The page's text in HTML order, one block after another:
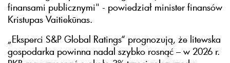
finansami publicznymi" - powiedział minister finansów
Kristupas Vaitiekūnas.
„Eksperci S&P Global Ratings“ prognozują, że litewska
gospodarka powinna nadal szybko rosnąć – w 2026 r.